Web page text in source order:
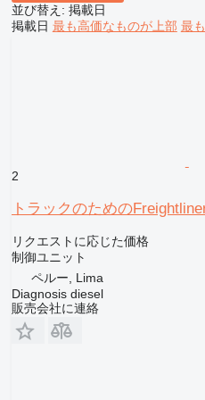
並び替え : 掲載日
掲載日 最も高価なものが上部 最
2
トラックのための
リクエストに応じた価格
制御ユニット
ペルー, Lima
Diagnosis diesel
販売会社に連絡